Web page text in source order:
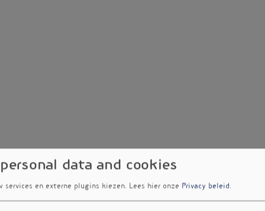
data and cookies
services en externe plugins kiezen. Lees hier onze Privacy beleid.